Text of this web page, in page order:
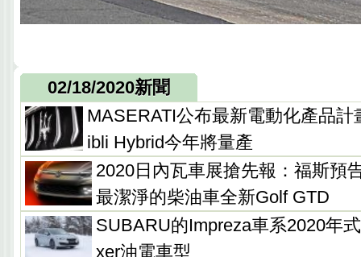
02/18/2020新聞
MASERATI公布最新電動化產品
ibli Hybrid今年將量產
2020日內瓦車展搶先報：福斯預
最潔淨的柴油車全新Golf GTD
SUBARU的Impreza車系2020年
xer油電車型